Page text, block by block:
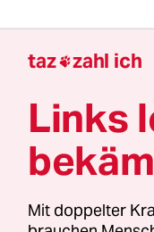
ermöglichen,
Miersch der
taz zahl ich
Links
Mit doppelter